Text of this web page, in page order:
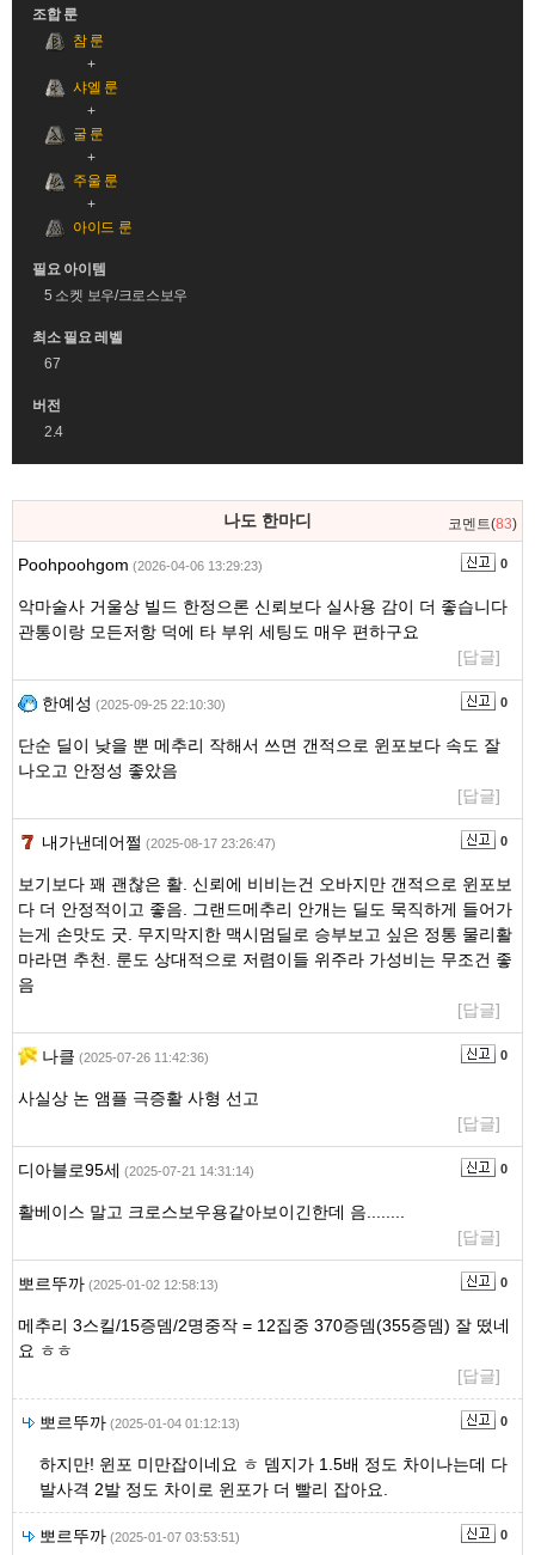
조합 룬
참 룬
샤엘 룬
굴 룬
주울 룬
아이드 룬
필요 아이템
5 소켓 보우/크로스보우
최소 필요 레벨
67
버전
2.4
댓
영
나도 한마디 코멘트(83)
Poohpoohgom (2026-04-06 13:29:23) 0
악마술사 거울상 빌드 한정으론 신뢰보다 실사용 감이 더 좋습니다
관통이랑 모든저항 덕에 타 부위 세팅도 매우 편하구요
[답글]
한예성 (2025-09-25 22:10:30) 0
단순 딜이 낮을 뿐 메추리 작해서 쓰면 갠적으로 윈포보다 속도 잘
나오고 안정성 좋았음
[답글]
내가낸데어쩔 (2025-08-17 23:26:47) 0
보기보다 꽤 괜찮은 활. 신뢰에 비비는건 오바지만 갠적으로 윈포보
다 더 안정적이고 좋음. 그랜드메추리 안개는 딜도 묵직하게 들어가
는게 손맛도 굿. 무지막지한 맥시멈딜로 승부보고 싶은 정통 물리활
마라면 추천. 룬도 상대적으로 저렴이들 위주라 가성비는 무조건 좋
음
[답글]
나클 (2025-07-26 11:42:36) 0
사실상 논 앰플 극증활 사형 선고
[답글]
디아블로95세 (2025-07-21 14:31:14) 0
활베이스 말고 크로스보우용같아보이긴한데 음........
[답글]
뽀르뚜까 (2025-01-02 12:58:13) 0
메추리 3스킬/15증뎀/2명중작 = 12집중 370증뎀(355증뎀) 잘 떴네
요 ㅎㅎ
[답글]
뽀르뚜까 (2025-01-04 01:12:13) 0
하지만! 윈포 미만잡이네요 ㅎ 뎀지가 1.5배 정도 차이나는데 다
발사격 2발 정도 차이로 윈포가 더 빨리 잡아요.
뽀르뚜까 (2025-01-07 03:53:51) 0